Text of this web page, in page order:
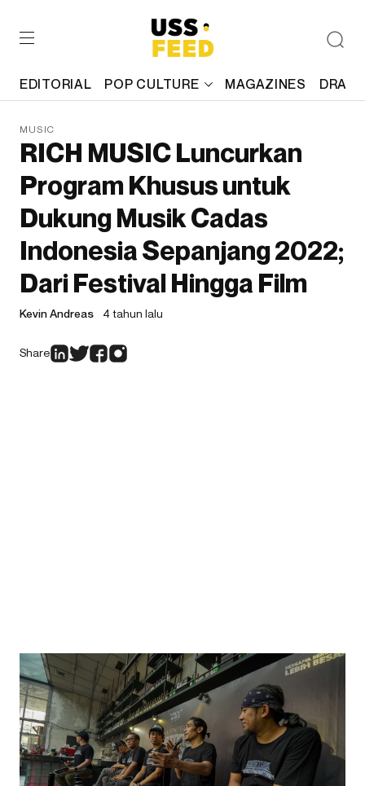
EDITORIAL POP CULTURE MAGAZINES
MUSIC
RICH MUSIC Luncurkan
Program Khusus untuk
Dukung Musik Cadas
Indonesia Sepanjang 2022;
Dari Festival Hingga Film
Kevin Andreas 4 tahun lalu
Share